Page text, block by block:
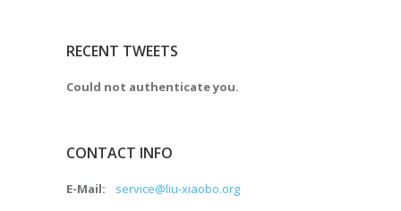
RECENT TWEETS
Could not authenticate you.
CONTACT INFO
E-Mail: service@liu-xiaobo.org